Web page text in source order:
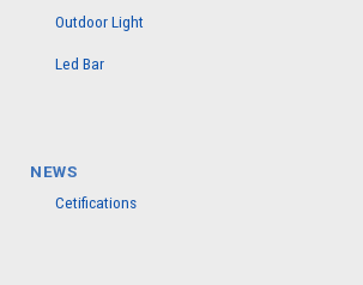
Outdoor Light
Led Bar
NEWS
Cetifications